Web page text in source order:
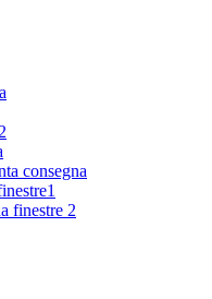
consegna
finestre 2